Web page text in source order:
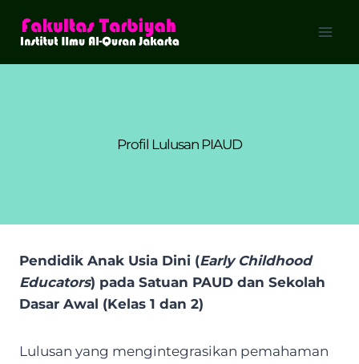
Profil Lulusan PIAUD
Pendidik Anak Usia Dini (Early Childhood
Educators) pada Satuan PAUD dan Sekolah
Dasar Awal (Kelas 1 dan 2)
Lulusan yang mengintegrasikan pemahaman